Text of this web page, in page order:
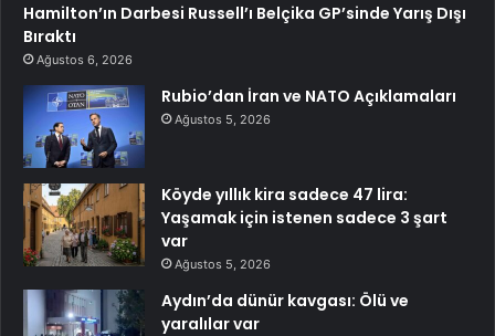
Hamilton’ın Darbesi Russell’ı Belçika GP’sinde Yarış Dışı
Bıraktı
Ağustos 6, 2026
Rubio’dan İran ve NATO Açıklamaları
Ağustos 5, 2026
Köyde yıllık kira sadece 47 lira:
Yaşamak için istenen sadece 3 şart
var
Ağustos 5, 2026
Aydın’da dünür kavgası: Ölü ve
yaralılar var